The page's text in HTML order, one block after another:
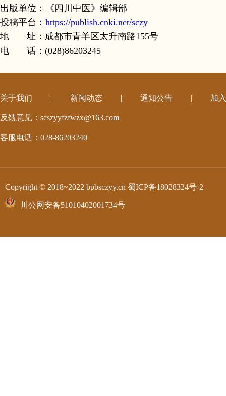
出版单位：《四川中医》编辑部
投稿平台： https://publish.cnki.net/sczy
地 址：成都市青羊区太升南路155号
电 话：(028)86203245
关于我们 | 新闻动态 | 通知公告 | 加
反馈意见：scszyyfzfwzx@163.com
客服电话：028-86203240
Copyright © 2018~2022 bpbsczyy.cn 蜀ICP备18028324号-2
川公网安备51010402001734号